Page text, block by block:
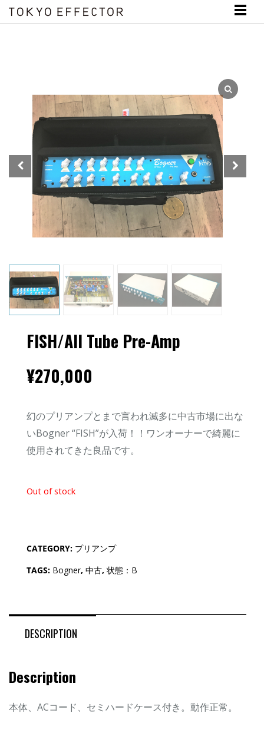
FISH/All Tube Pre-Amp
¥270,000
幻のプリアンプとまで言われ滅多に中古市場に出な
いBogner “FISH”が入荷！！ワンオーナーで綺麗に
使用されてきた良品です。
Out of stock
CATEGORY: プリアンプ
TAGS: Bogner, 中古, 状態：B
DESCRIPTION
Description
本体、ACコード、セミハードケース付き。動作正常。